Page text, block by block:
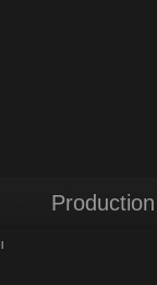
Production